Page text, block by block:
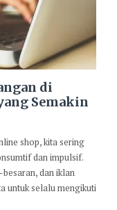
di
Semakin
shop, kita sering
dan impulsif.
dan iklan
untuk selalu mengikuti